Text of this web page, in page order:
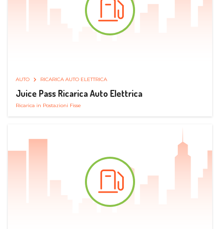
AUTO RICARICA AUTO ELETTRICA
Juice Pass Ricarica Auto Elettrica
Ricarica in Postazioni Fisse